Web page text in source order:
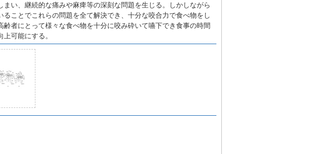
い、継続的な痛みや麻痺等の深刻な問題を生じる。しかしながら
ことでこれらの問題を全て解決でき、十分な咬合力で食べ物をし
者にとって様々な食べ物を十分に咬み砕いて嚥下でき食事の時間
可能にする。